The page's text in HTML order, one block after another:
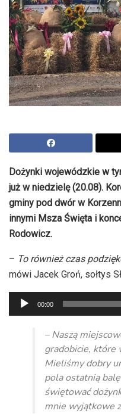
Dożynki wojewódzkie w
już w niedzielę (20.08).
gminy pod dwór w
innymi Msza Święta i
Rodowicz.
– To również czas
mówi Jacek Groń, sołtys
Odtwarzacz
plików
dźwiękowych
00:00
– Naszą
gradobicie, które
Mieliśmy dobry
pola ostatnią
świętować
mnie wyjątkowe